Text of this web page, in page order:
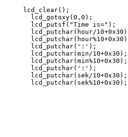
lcd_clear();
lcd_gotoxy(0,0);
lcd_putsf("Time is=");
lcd_putchar(hour/
lcd_putchar(':');
lcd_putchar(min/10+0x30);
lcd_putchar(min%10+0x30);
lcd_putchar(':');
lcd_putchar(sek/10+0x30);
lcd_putchar(sek%10+0x30);